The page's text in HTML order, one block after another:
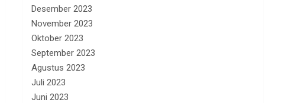
Desember 2023
November 2023
Oktober 2023
September 2023
Agustus 2023
Juli 2023
Juni 2023